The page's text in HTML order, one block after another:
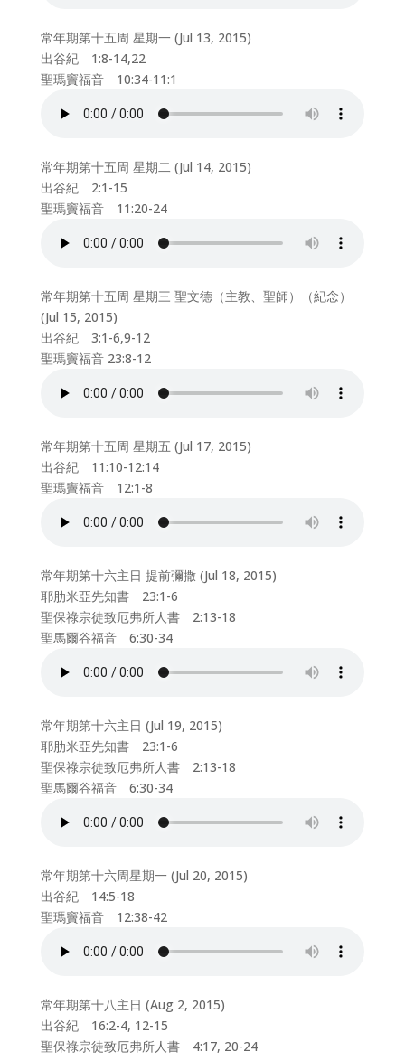
常年期第十五周 星期一 (Jul 13, 2015)
出谷紀 1:8-14,22
聖瑪竇福音 10:34-11:1
常年期第十五周 星期二 (Jul 14, 2015)
出谷紀 2:1-15
聖瑪竇福音 11:20-24
常年期第十五周 星期三 聖文德（主教、聖師）（紀念）
(Jul 15, 2015)
出谷紀 3:1-6,9-12
聖瑪竇福音 23:8-12
常年期第十五周 星期五 (Jul 17, 2015)
出谷紀 11:10-12:14
聖瑪竇福音 12:1-8
常年期第十六主日 提前彌撒 (Jul 18, 2015)
耶肋米亞先知書 23:1-6
聖保祿宗徒致厄弗所人書 2:13-18
聖馬爾谷福音 6:30-34
常年期第十六主日 (Jul 19, 2015)
耶肋米亞先知書 23:1-6
聖保祿宗徒致厄弗所人書 2:13-18
聖馬爾谷福音 6:30-34
常年期第十六周星期一 (Jul 20, 2015)
出谷紀 14:5-18
聖瑪竇福音 12:38-42
常年期第十八主日 (Aug 2, 2015)
出谷紀 16:2-4, 12-15
聖保祿宗徒致厄弗所人書 4:17, 20-24